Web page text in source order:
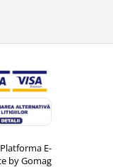
Platforma E-
by Gomag